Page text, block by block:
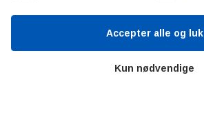
Videncentre
Teknologisk Institut
Kun nødvendige
Accepter alle og luk